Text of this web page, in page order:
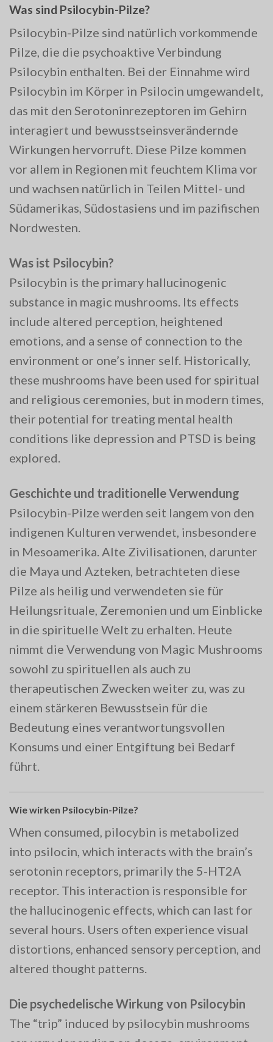
Was sind Psilocybin-Pilze?
Psilocybin-Pilze sind natürlich vorkommende
Pilze, die die psychoaktive Verbindung
Psilocybin enthalten. Bei der Einnahme wird
Psilocybin im Körper in Psilocin umgewandelt,
das mit den Serotoninrezeptoren im Gehirn
interagiert und bewusstseinsverändernde
Wirkungen hervorruft. Diese Pilze kommen
vor allem in Regionen mit feuchtem Klima vor
und wachsen natürlich in Teilen Mittel- und
Südamerikas, Südostasiens und im pazifischen
Nordwesten.
Was ist Psilocybin?
Psilocybin is the primary hallucinogenic
substance in magic mushrooms. Its effects
include altered perception, heightened
emotions, and a sense of connection to the
environment or one’s inner self. Historically,
these mushrooms have been used for spiritual
and religious ceremonies, but in modern times,
their potential for treating mental health
conditions like depression and PTSD is being
explored.
Geschichte und traditionelle Verwendung
Psilocybin-Pilze werden seit langem von den
indigenen Kulturen verwendet, insbesondere
in Mesoamerika. Alte Zivilisationen, darunter
die Maya und Azteken, betrachteten diese
Pilze als heilig und verwendeten sie für
Heilungsrituale, Zeremonien und um Einblicke
in die spirituelle Welt zu erhalten. Heute
nimmt die Verwendung von Magic Mushrooms
sowohl zu spirituellen als auch zu
therapeutischen Zwecken weiter zu, was zu
einem stärkeren Bewusstsein für die
Bedeutung eines verantwortungsvollen
Konsums und einer Entgiftung bei Bedarf
führt.
Wie wirken Psilocybin-Pilze?
When consumed, pilocybin is metabolized
into psilocin, which interacts with the brain’s
serotonin receptors, primarily the 5-HT2A
receptor. This interaction is responsible for
the hallucinogenic effects, which can last for
several hours. Users often experience visual
distortions, enhanced sensory perception, and
altered thought patterns.
Die psychedelische Wirkung von Psilocybin
The “trip” induced by psilocybin mushrooms